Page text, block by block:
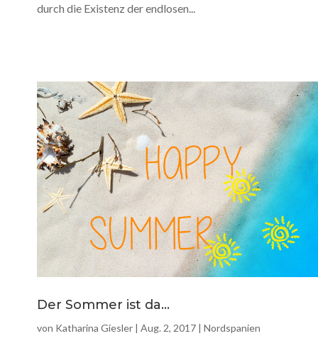
durch die Existenz der endlosen...
Der Sommer ist da…
von Katharina Giesler Aug. 2, 2017 Nordspanien